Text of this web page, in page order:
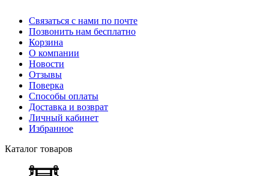
Связаться с нами по почте
Позвонить нам бесплатно
Корзина
О компании
Новости
Отзывы
Поверка
Способы оплаты
Доставка и возврат
Личный кабинет
Избранное
Каталог товаров